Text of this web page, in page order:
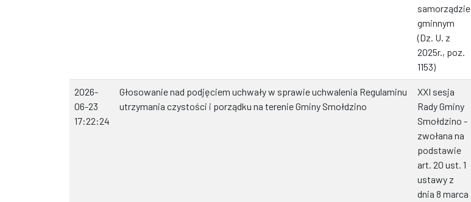
samorządzie
gminnym
(Dz. U. z
2025r., poz.
1153)
2026-
06-23
17:22:24
Głosowanie nad podjęciem uchwały w sprawie uchwalenia Regulaminu
utrzymania czystości i porządku na terenie Gminy Smołdzino
XXI sesja
Rady Gminy
Smołdzino -
zwołana na
podstawie
art. 20 ust. 1
ustawy z
dnia 8 marca